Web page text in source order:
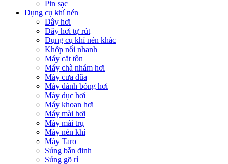
Pin sạc
Dụng cụ khí nén
Dây hơi
Dây hơi tự rút
Dụng cụ khí nén khác
Khớp nối nhanh
Máy cắt tôn
Máy chà nhám hơi
Máy cưa dũa
Máy đánh bóng hơi
Máy đục hơi
Máy khoan hơi
Máy mài hơi
Máy mài trụ
Máy nén khí
Máy Taro
Súng bắn đinh
Súng gõ rỉ